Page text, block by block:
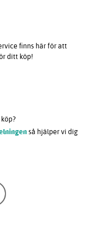
finns här för att
ditt köp!
så hjälper vi dig